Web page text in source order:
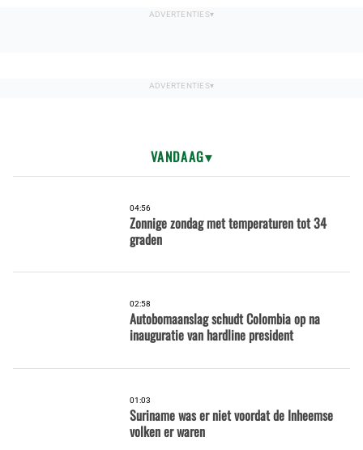
VANDAAG
04:56
Zonnige zondag met temperaturen tot 34
graden
02:58
Autobomaanslag schudt Colombia op na
inauguratie van hardline president
01:03
Suriname was er niet voordat de Inheemse
volken er waren